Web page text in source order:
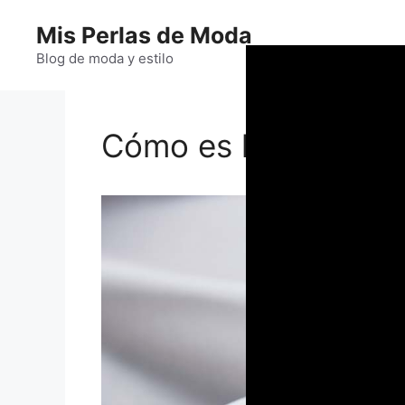
contenido
Mis Perlas de Moda
Blog de moda y estilo
Cómo es la tela de